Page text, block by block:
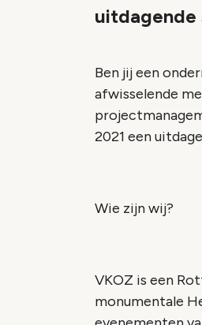
uitdagende
Ben jij een
afwisselende
2021 een
Wie zijn wij?
VKOZ is een
monumentale